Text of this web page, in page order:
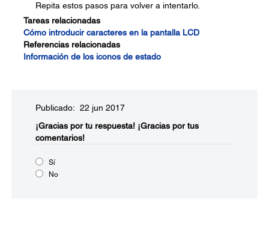
Repita estos pasos para volver a intentarlo.
Tareas relacionadas
Cómo introducir caracteres en la pantalla LCD
Referencias relacionadas
Información de los iconos de estado
Publicado: 22 jun 2017
¡Gracias por tu respuesta! ¡Gracias por tus
comentarios!
Sí
No